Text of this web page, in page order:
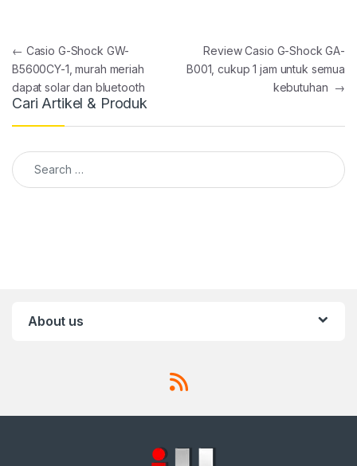
Post navigation
← Casio G-Shock GW-
B5600CY-1, murah meriah
dapat solar dan bluetooth
Review Casio G-Shock GA-
B001, cukup 1 jam untuk semua
kebutuhan →
Cari Artikel & Produk
Search for:
About us